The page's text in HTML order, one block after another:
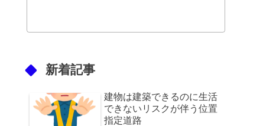
新着記事
建物は建築できるのに生活
できないリスクが伴う位置
指定道路